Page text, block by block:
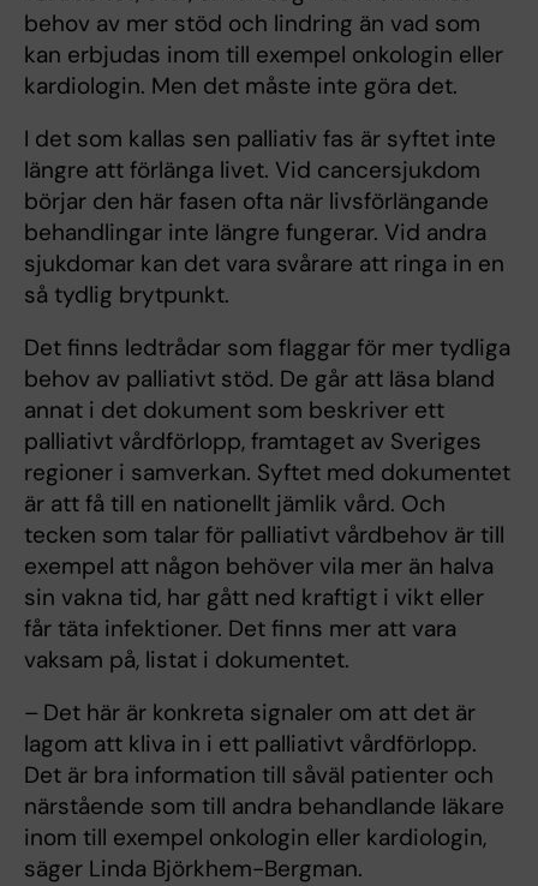
behov av mer stöd och lindring än vad som
kan erbjudas inom till exempel onkologin eller
kardiologin. Men det måste inte göra det.
I det som kallas sen palliativ fas är syftet inte
längre att förlänga livet. Vid cancersjukdom
börjar den här fasen ofta när livsförlängande
behandlingar inte längre fungerar. Vid andra
sjukdomar kan det vara svårare att ringa in en
så tydlig brytpunkt.
Det finns ledtrådar som flaggar för mer tydliga
behov av palliativt stöd. De går att läsa bland
annat i det dokument som beskriver ett
palliativt vårdförlopp, framtaget av Sveriges
regioner i samverkan. Syftet med dokumentet
är att få till en nationellt jämlik vård. Och
tecken som talar för palliativt vårdbehov är till
exempel att någon behöver vila mer än halva
sin vakna tid, har gått ned kraftigt i vikt eller
får täta infektioner. Det finns mer att vara
vaksam på, listat i dokumentet.
– Det här är konkreta signaler om att det är
lagom att kliva in i ett palliativt vårdförlopp.
Det är bra information till såväl patienter och
närstående som till andra behandlande läkare
inom till exempel onkologin eller kardiologin,
säger Linda Björkhem-Bergman.